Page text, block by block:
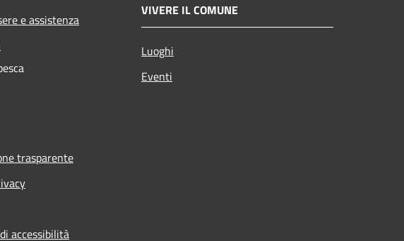
e assistenza
VIVERE IL COMUNE
Luoghi
Eventi
trasparente
accessibilità